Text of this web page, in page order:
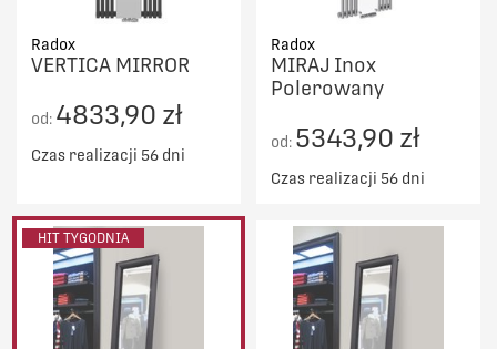
Radox
VERTICA MIRROR
od: 4833,90 zł
Czas realizacji 56 dni
Radox
MIRAJ Inox
Polerowany
od: 5343,90 zł
Czas realizacji 56 dni
HIT TYGODNIA